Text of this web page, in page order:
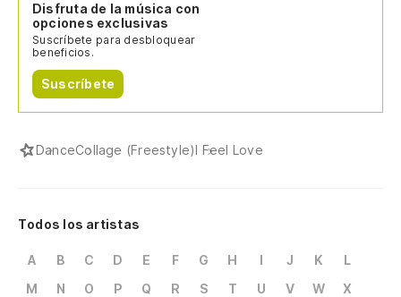
Disfruta de la música con
opciones exclusivas
Suscríbete para desbloquear
beneficios.
Suscríbete
DanceCollage (Freestyle)I Feel Love
Todos los artistas
A B C D E F G H I J K
L
M
N O P Q R S T U V W
X